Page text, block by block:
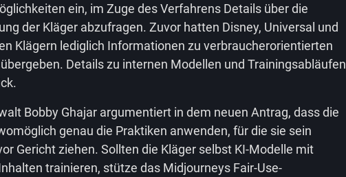
ein, im Zuge des Verfahrens Details über die
der Kläger abzufragen. Zuvor hatten Disney, Universal und
Klägern lediglich Informationen zu verbraucherorientierten
Details zu internen Modellen und Trainingsabläufen
Bobby Ghajar argumentiert in dem neuen Antrag, dass die
genau die Praktiken anwenden, für die sie sein
Gericht ziehen. Sollten die Kläger selbst KI-Modelle mit
trainieren, stütze das Midjourneys Fair-Use-